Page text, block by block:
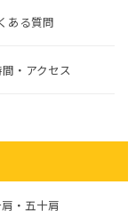
ある質問
・アクセス
・五十肩